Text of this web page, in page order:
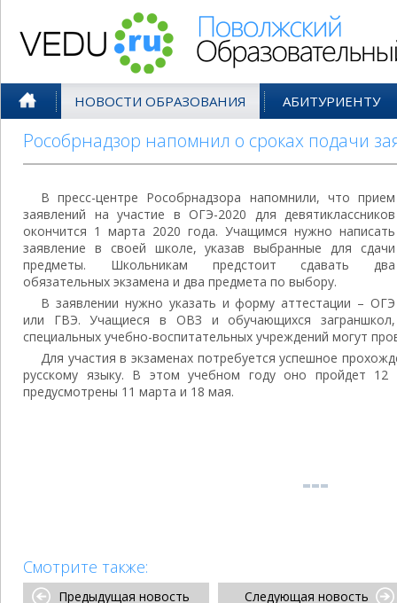
НОВОСТИ ОБРАЗОВАНИЯ АБИТУРИЕНТУ
Рособрнадзор напомнил о сроках подачи
В пресс-центре Рособрнадзора напомнили, что прием
заявлений на участие в ОГЭ-2020 для девятиклассников
окончится 1 марта 2020 года. Учащимся нужно написать
заявление в своей школе, указав выбранные для сдачи
предметы. Школьникам предстоит сдавать два
обязательных экзамена и два предмета по выбору.
В заявлении нужно указать и форму аттестации – ОГЭ
или ГВЭ. Учащиеся в ОВЗ и обучающихся заграншкол,
специальных учебно-воспитательных учреждений могут
Для участия в экзаменах потребуется успешное
русскому языку. В этом учебном году оно пройдет 12
предусмотрены 11 марта и 18 мая.
Смотрите также:
Предыдущая новость Следующая новость